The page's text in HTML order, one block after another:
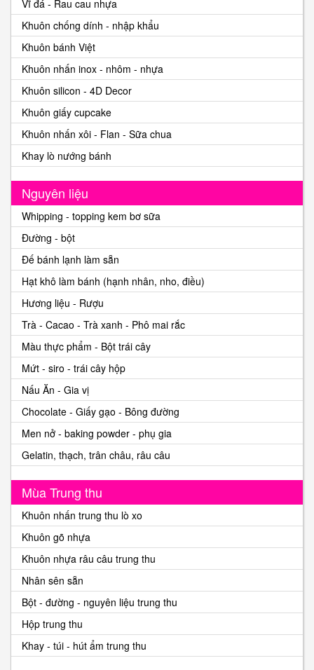
Vĩ đá - Rau cau nhựa
Khuôn chống dính - nhập khẩu
Khuôn bánh Việt
Khuôn nhấn inox - nhôm - nhựa
Khuôn silicon - 4D Decor
Khuôn giấy cupcake
Khuôn nhấn xôi - Flan - Sữa chua
Khay lò nướng bánh
Nguyên liệu
Whipping - topping kem bơ sữa
Đường - bột
Đế bánh lạnh làm sẵn
Hạt khô làm bánh (hạnh nhân, nho, điều)
Hương liệu - Rượu
Trà - Cacao - Trà xanh - Phô mai rắc
Màu thực phẩm - Bột trái cây
Mứt - siro - trái cây hộp
Nấu Ăn - Gia vị
Chocolate - Giấy gạo - Bông đường
Men nở - baking powder - phụ gia
Gelatin, thạch, trân châu, râu câu
Mùa Trung thu
Khuôn nhấn trung thu lò xo
Khuôn gõ nhựa
Khuôn nhựa râu câu trung thu
Nhân sên sẵn
Bột - đường - nguyên liệu trung thu
Hộp trung thu
Khay - túi - hút ẩm trung thu